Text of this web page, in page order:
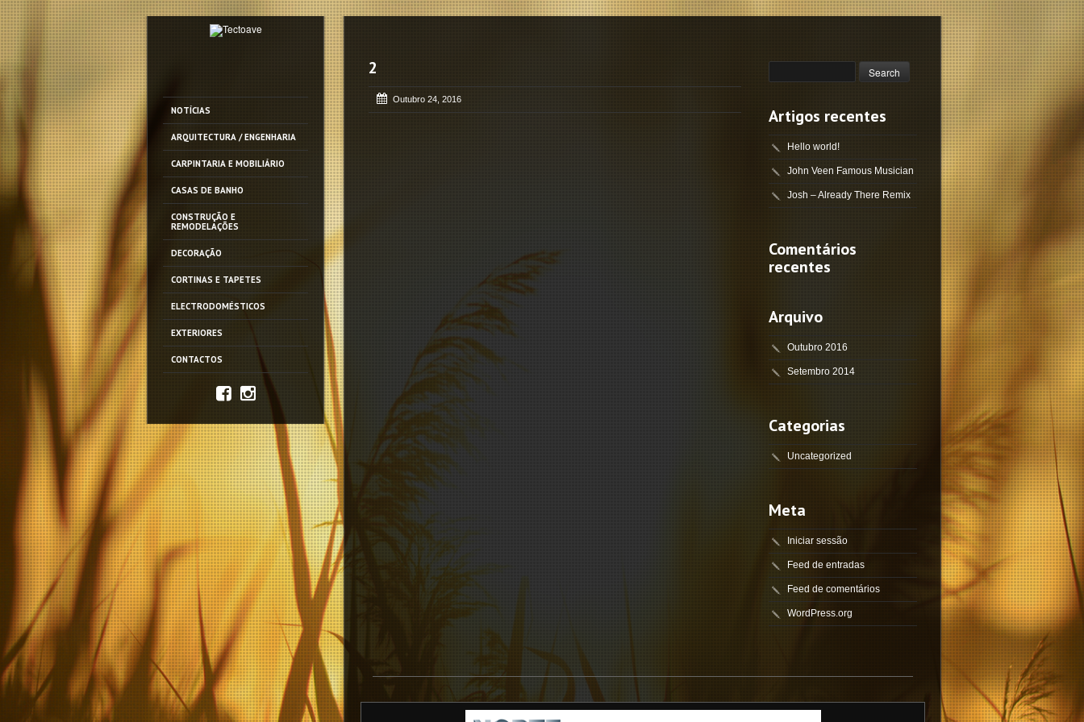
NOTÍCIAS
ARQUITECTURA / ENGENHARIA
CARPINTARIA E MOBILIÁRIO
CASAS DE BANHO
CONSTRUÇÃO E
REMODELAÇÕES
DECORAÇÃO
CORTINAS E TAPETES
ELECTRODOMÉSTICOS
EXTERIORES
CONTACTOS
2
Outubro 24, 2016
Artigos recentes
Hello world!
John Veen Famous Musician
Josh – Already There Remix
Comentários
recentes
Arquivo
Outubro 2016
Setembro 2014
Categorias
Uncategorized
Meta
Iniciar sessão
Feed de entradas
Feed de comentários
WordPress.org